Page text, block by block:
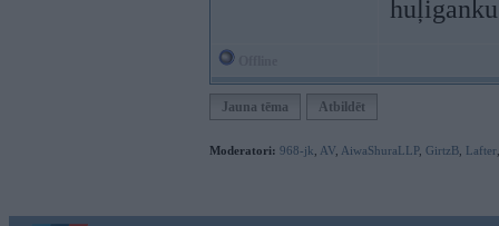
Jauna tēma Atbildēt
Moderatori: 968-jk AV AiwaShuraLLP, GirtzB Lafter